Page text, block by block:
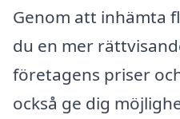
Genom att inhämta
du en mer
företagens priser
också ge dig